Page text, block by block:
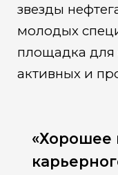
звезды
молодых
площадка для
активных и
«Хорошее